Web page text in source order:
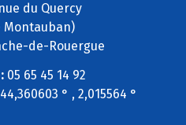
du Quercy
Montauban)
de-Rouergue
05 65 45 14 92
44,360603 ° , 2,015564 °